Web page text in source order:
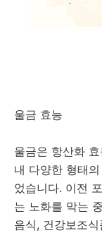
울금 효능
울금은 항산화
내 다양한 형태
었습니다. 이전
는 노화를 막는
음식, 건강보조